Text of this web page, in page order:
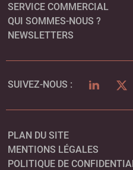
SERVICE COMMERCIAL
QUI SOMMES-NOUS ?
NEWSLETTERS
SUIVEZ-NOUS : LINKEDIN
PLAN DU SITE
MENTIONS LÉGALES
POLITIQUE DE